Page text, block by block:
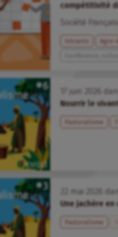
compétitivité
Société
Intrants
juin
Nourrir le
Pastoralisme
mai
Une jachère en
Pastoralisme